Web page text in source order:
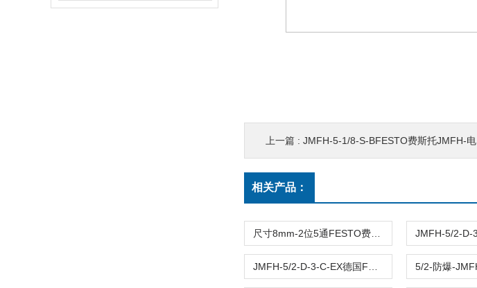
上一篇 : JMFH-5-1/8-S-BFESTO费斯托JMFH-电磁阀双稳态正品锁定式
相关产品：